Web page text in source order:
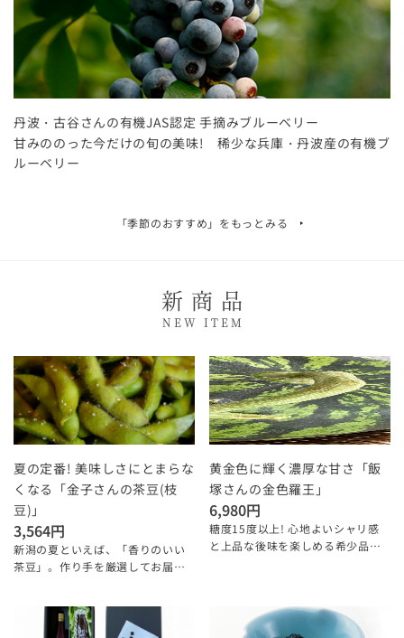
「季節のおすすめ」をもっとみる
丹波・古谷さんの有機JAS認定 手摘みブルーベリー
甘みののった今だけの旬の美味! 稀少な兵庫・丹波産の有機ブ
ルーベリー
新商品
NEW ITEM
夏の定番! 美味しさにとまらな
くなる「金子さんの茶豆(枝
豆)」
3,564円
新潟の夏といえば、「香りのいい
茶豆」。作り手を厳選してお届け
黄金色に輝く濃厚な甘さ「飯
塚さんの金色羅王」
6,980円
糖度15度以上! 心地よいシャリ感
と上品な後味を楽しめる希少品